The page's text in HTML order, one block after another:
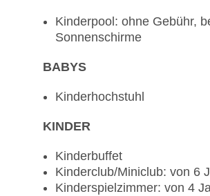
Kinderpool: ohne Gebühr,
Sonnenschirme
BABYS
Kinderhochstuhl
KINDER
Kinderbuffet
Kinderclub/Miniclub: von 6
Kinderspielzimmer: von 4